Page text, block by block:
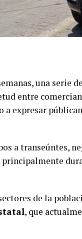
una serie
entre
a expresar
a transeúntes,
de la
, que